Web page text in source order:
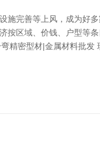
施完善等上风，成为好
按区域、价钱、户型等
精密型材|金属材料批发